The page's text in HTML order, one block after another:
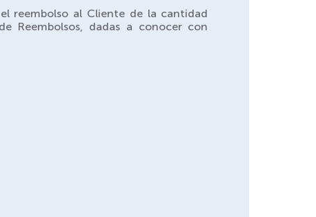
reembolso al Cliente de la cantidad
Reembolsos, dadas a conocer con